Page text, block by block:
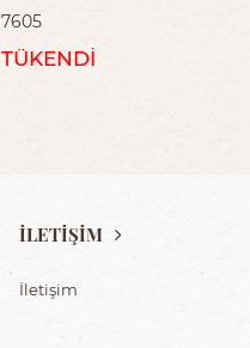
7605
TÜKENDİ
İLETİŞİM
İletişim